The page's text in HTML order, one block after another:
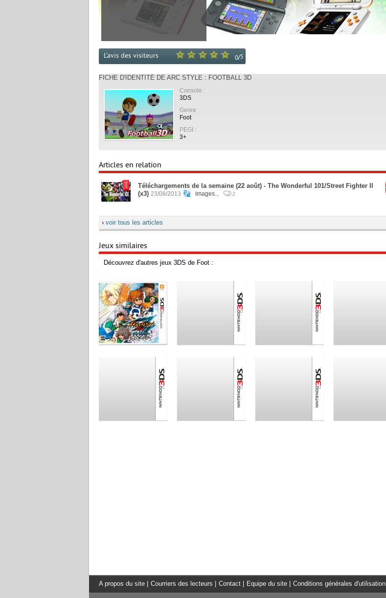
0/5
L'avis des visiteurs
FICHE D'IDENTITÉ DE ARC STYLE : FOOTBALL 3D
Console :
3DS
Genre :
Foot
PEGI :
3+
Articles en relation
Téléchargements de la semaine (22 août) - The Wonderful 101/Street Fighter II
(x3) 23/08/2013 Images... 2
› voir tous les articles
Jeux similaires
Découvrez d'autres jeux 3DS de Foot :
A propos du site Courriers des lecteurs Contact Equipe du site Conditions générales d'utilisation